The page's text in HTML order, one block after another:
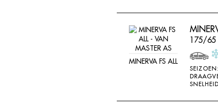
MINERVA FS ALL
175/65